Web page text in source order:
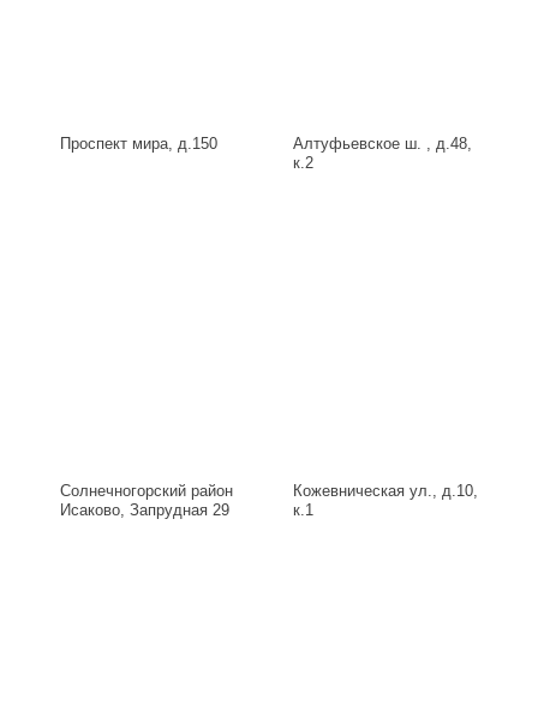
Проспект мира, д.150
Алтуфьевское ш. , д.48,
к.2
Солнечногорский район
Исаково, Запрудная 29
Кожевническая ул., д.10,
к.1